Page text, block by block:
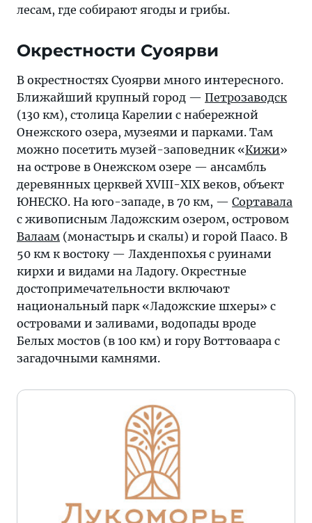
лесам, где собирают ягоды и грибы.
Окрестности Суоярви
В окрестностях Суоярви много интересного.
Ближайший крупный город — Петрозаводск
(130 км), столица Карелии с набережной
Онежского озера, музеями и парками. Там
можно посетить музей-заповедник «Кижи»
на острове в Онежском озере — ансамбль
деревянных церквей XVIII-XIX веков, объект
ЮНЕСКО. На юго-западе, в 70 км, — Сортавала
с живописным Ладожским озером, островом
Валаам (монастырь и скалы) и горой Паасо. В
50 км к востоку — Лахденпохья с руинами
кирхи и видами на Ладогу. Окрестные
достопримечательности включают
национальный парк «Ладожские шхеры» с
островами и заливами, водопады вроде
Белых мостов (в 100 км) и гору Воттоваара с
загадочными камнями.